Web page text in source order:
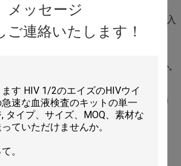
メッセージ
ご連絡いたします！
標準的な右の方法で輸送媒体への挿入
し。
いて、私達はどんなプロダクトを他に製造するか。
（室温の郵送物および在庫）
ンプル解放のキット（5秒のサンプル コレクショ
）
の試薬のキット（同じ質、低価格）
スト（抗体および抗原）
試薬